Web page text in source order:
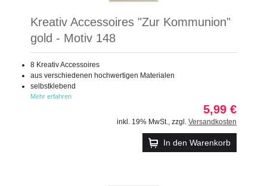
Kreativ Accessoires "Zur Kommunion"
gold - Motiv 148
8 Kreativ Accessoires
aus verschiedenen hochwertigen Materialen
selbstklebend
Mehr erfahren
5,99 €
inkl. 19% MwSt. zzgl. Versandkosten
In den Warenkorb